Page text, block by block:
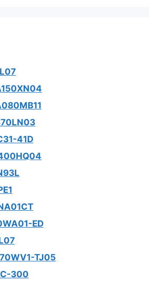
41D
ED
TJ05
300